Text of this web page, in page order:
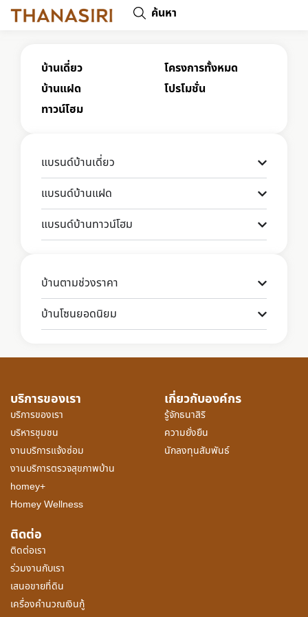
ค้นหา
บ้านเดี่ยว
บ้านแฝด
ทาวน์โฮม
โครงการทั้งหมด
โปรโมชั่น
แบรนด์บ้านเดี่ยว
แบรนด์บ้านแฝด
แบรนด์บ้านทาวน์โฮม
บ้านตามช่วงราคา
บ้านโซนยอดนิยม
บริการของเรา
บริการของเรา
บริหารชุมชน
งานบริการแจ้งซ่อม
งานบริการตรวจสุขภาพบ้าน
homey+
Homey Wellness
เกี่ยวกับองค์กร
รู้จักธนาสิริ
ความยั่งยืน
นักลงทุนสัมพันธ์
ติดต่อ
ติดต่อเรา
ร่วมงานกับเรา
เสนอขายที่ดิน
เครื่องคำนวณเงินกู้